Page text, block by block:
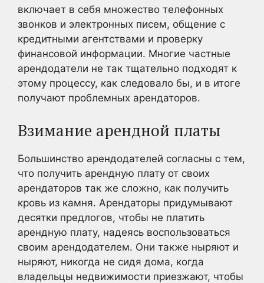
включает в себя множество телефонных
звонков и электронных писем, общение с
кредитными агентствами и проверку
финансовой информации. Многие частные
арендодатели не так тщательно подходят к
этому процессу, как следовало бы, и в итоге
получают проблемных арендаторов.
Взимание арендной платы
Большинство арендодателей согласны с тем,
что получить арендную плату от своих
арендаторов так же сложно, как получить
кровь из камня. Арендаторы придумывают
десятки предлогов, чтобы не платить
арендную плату, надеясь воспользоваться
своим арендодателем. Они также ныряют и
ныряют, никогда не сидя дома, когда
владельцы недвижимости приезжают, чтобы